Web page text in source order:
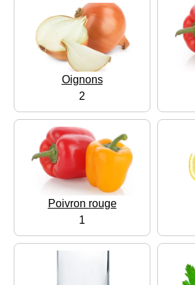
Oignons
2
Poivron rouge
1